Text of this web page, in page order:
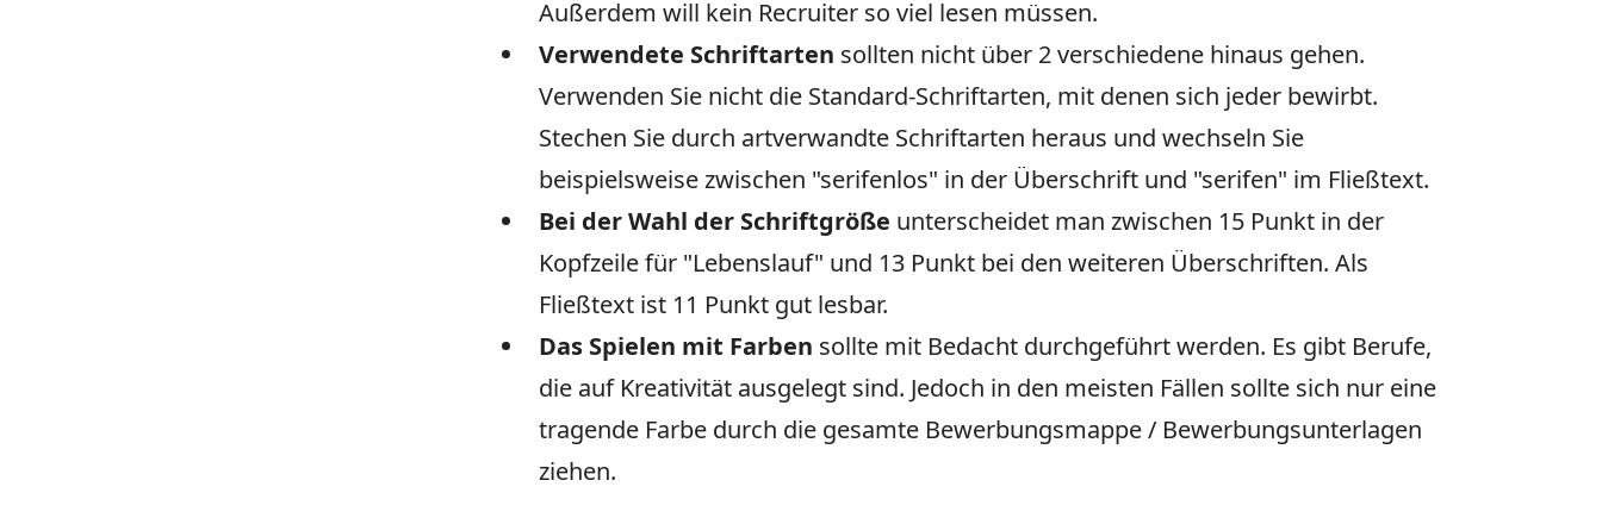
Außerdem will kein Recruiter so viel lesen müssen.
Verwendete Schriftarten sollten nicht über 2 verschiedene hinaus gehen.
Verwenden Sie nicht die Standard-Schriftarten, mit denen sich jeder bewirbt.
Stechen Sie durch artverwandte Schriftarten heraus und wechseln Sie
beispielsweise zwischen "serifenlos" in der Überschrift und "serifen" im Fließtext.
Bei der Wahl der Schriftgröße unterscheidet man zwischen 15 Punkt in der
Kopfzeile für "Lebenslauf" und 13 Punkt bei den weiteren Überschriften. Als
Fließtext ist 11 Punkt gut lesbar.
Das Spielen mit Farben sollte mit Bedacht durchgeführt werden. Es gibt Berufe,
die auf Kreativität ausgelegt sind. Jedoch in den meisten Fällen sollte sich nur eine
tragende Farbe durch die gesamte Bewerbungsmappe / Bewerbungsunterlagen
ziehen.